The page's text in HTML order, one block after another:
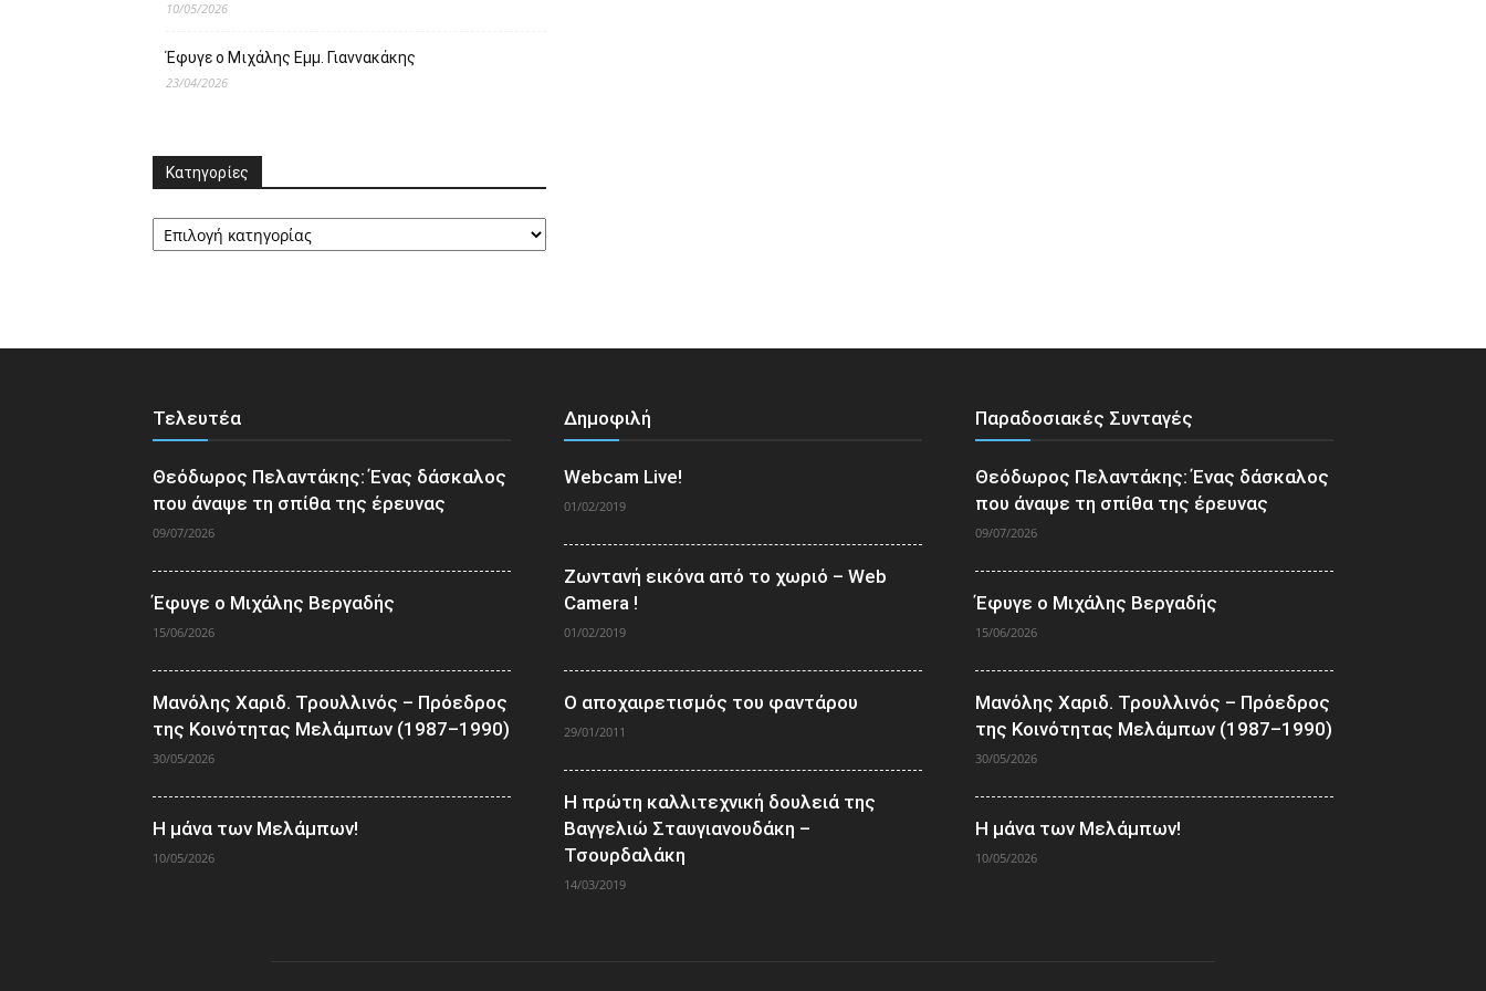
10/05/2026
Έφυγε ο Μιχάλης Εμμ. Γιαννακάκης
23/04/2026
Κατηγορίες
Κατηγορίες
Τελευτέα
Θεόδωρος Πελαντάκης: Ένας δάσκαλος
που άναψε τη σπίθα της έρευνας
09/07/2026
Έφυγε ο Μιχάλης Βεργαδής
15/06/2026
Μανόλης Χαριδ. Τρουλλινός – Πρόεδρος
της Κοινότητας Μελάμπων (1987–1990)
30/05/2026
Η μάνα των Μελάμπων!
10/05/2026
Δημοφιλή
Webcam Live!
01/02/2019
Ζωντανή εικόνα από το χωριό – Web
Camera !
01/02/2019
Ο αποχαιρετισμός του φαντάρου
29/01/2011
Η πρώτη καλλιτεχνική δουλειά της
Βαγγελιώ Σταυγιανουδάκη –
Τσουρδαλάκη
14/03/2019
Παραδοσιακές Συνταγές
Θεόδωρος Πελαντάκης: Ένας δάσκαλος
που άναψε τη σπίθα της έρευνας
09/07/2026
Έφυγε ο Μιχάλης Βεργαδής
15/06/2026
Μανόλης Χαριδ. Τρουλλινός – Πρόεδρος
της Κοινότητας Μελάμπων (1987–1990)
30/05/2026
Η μάνα των Μελάμπων!
10/05/2026